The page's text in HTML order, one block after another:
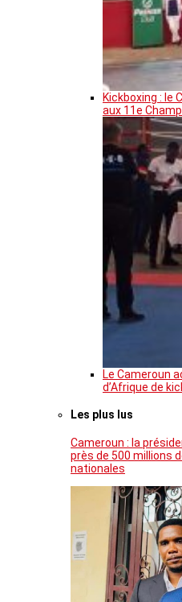
Kickboxing : le
aux 11e
Le Cameroun
d’Afrique de
Les plus lus
Cameroun : la
près de 500 millions
nationales